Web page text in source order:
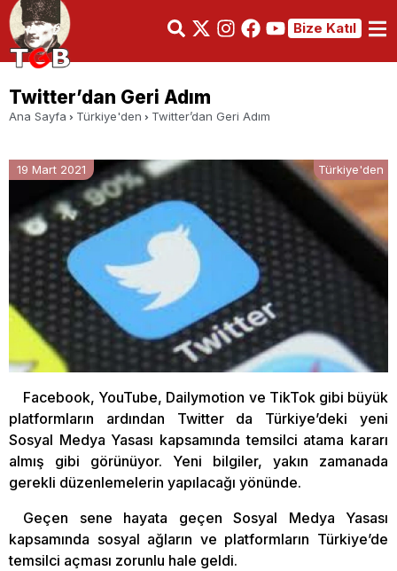
Bize Katıl
Twitter’dan Geri Adım
Ana Sayfa Türkiye'den Twitter’dan Geri Adım
19 Mart 2021 Türkiye'den
Facebook, YouTube, Dailymotion ve TikTok gibi büyük
platformların ardından Twitter da Türkiye’deki yeni
Sosyal Medya Yasası kapsamında temsilci atama kararı
almış gibi görünüyor. Yeni bilgiler, yakın zamanada
gerekli düzenlemelerin yapılacağı yönünde.
Geçen sene hayata geçen Sosyal Medya Yasası
kapsamında sosyal ağların ve platformların Türkiye’de
temsilci açması zorunlu hale geldi.